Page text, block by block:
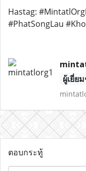
Hastag:
#PhatSongLau
ผู้เยี่ย
ตอบกระทู้